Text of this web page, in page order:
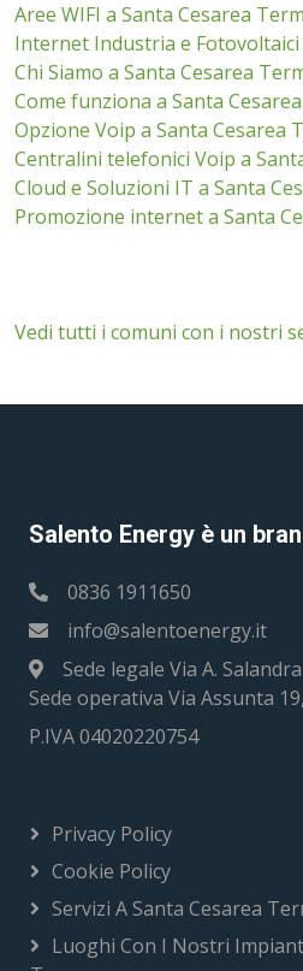
Aree WIFI a Santa Cesarea
Internet Industria e Fotovoltaici
Chi Siamo a Santa Cesarea
Come funziona a Santa
Opzione Voip a Santa Cesarea
Centralini telefonici Voip a
Cloud e Soluzioni IT a Santa
Promozione internet a Santa
Vedi tutti i comuni con i nostri
Salento Energy è un
0836 1911650
info@salentoenergy.it
Sede legale Via A.
Sede operativa Via Assunta
P.IVA 04020220754
Privacy Policy
Cookie Policy
Servizi A Santa Cesarea
Luoghi Con I Nostri